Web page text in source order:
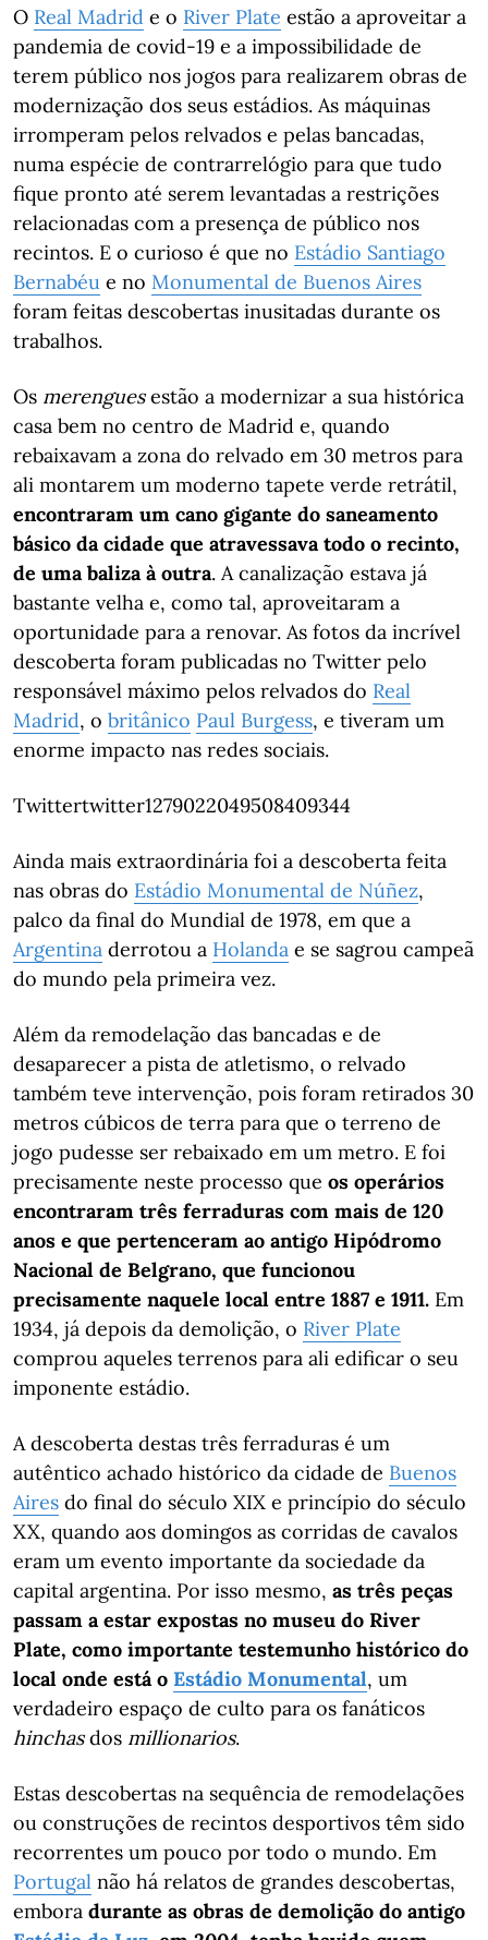
O Real Madrid e o River Plate estão a aproveitar a
pandemia de covid-19 e a impossibilidade de
terem público nos jogos para realizarem obras de
modernização dos seus estádios. As máquinas
irromperam pelos relvados e pelas bancadas,
numa espécie de contrarrelógio para que tudo
fique pronto até serem levantadas a restrições
relacionadas com a presença de público nos
recintos. E o curioso é que no Estádio Santiago
Bernabéu e no Monumental de Buenos Aires
foram feitas descobertas inusitadas durante os
trabalhos.
Os merenguesestão a modernizar a sua histórica
casa bem no centro de Madrid e, quando
rebaixavam a zona do relvado em 30 metros para
ali montarem um moderno tapete verde retrátil,
encontraram um cano gigante do saneamento
básico da cidade que atravessava todo o recinto,
de uma baliza à outra. A canalização estava já
bastante velha e, como tal, aproveitaram a
oportunidade para a renovar. As fotos da incrível
descoberta foram publicadas no Twitter pelo
responsável máximo pelos relvados do Real
Madrid, o britânico Paul Burgess, e tiveram um
enorme impacto nas redes sociais.
Twittertwitter1279022049508409344
Ainda mais extraordinária foi a descoberta feita
nas obras do Estádio Monumental de Núñez,
palco da final do Mundial de 1978, em que a
Argentina derrotou a Holanda e se sagrou campeã
do mundo pela primeira vez.
Além da remodelação das bancadas e de
desaparecer a pista de atletismo, o relvado
também teve intervenção, pois foram retirados 30
metros cúbicos de terra para que o terreno de
jogo pudesse ser rebaixado em um metro. E foi
precisamente neste processo que os operários
encontraram três ferraduras com mais de 120
anos e que pertenceram ao antigo Hipódromo
Nacional de Belgrano, que funcionou
precisamente naquele local entre 1887 e 1911. Em
1934, já depois da demolição, o River Plate
comprou aqueles terrenos para ali edificar o seu
imponente estádio.
A descoberta destas três ferraduras é um
autêntico achado histórico da cidade de Buenos
Aires do final do século XIX e princípio do século
XX, quando aos domingos as corridas de cavalos
eram um evento importante da sociedade da
capital argentina. Por isso mesmo, as três peças
passam a estar expostas no museu do River
Plate, como importante testemunho histórico do
local onde está o Estádio Monumental, um
verdadeiro espaço de culto para os fanáticos
hinchasdos millionarios.
Estas descobertas na sequência de remodelações
ou construções de recintos desportivos têm sido
recorrentes um pouco por todo o mundo. Em
Portugal não há relatos de grandes descobertas,
embora durante as obras de demolição do antigo